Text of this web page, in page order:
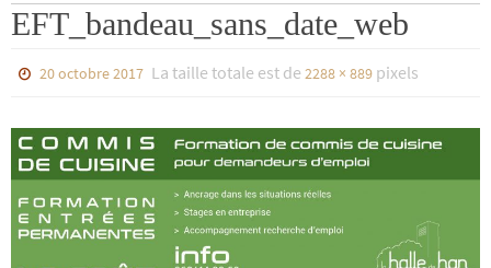
EFT_bandeau_sans_date_web
20 octobre 2017 La taille totale est de2288 × 889 pixels